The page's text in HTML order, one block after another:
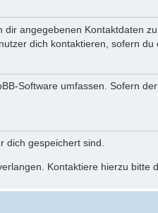
angegebenen Kontaktdaten
dich kontaktieren, sofern
Software umfassen. Sofern
dich gespeichert sind.
Kontaktiere hierzu bitte